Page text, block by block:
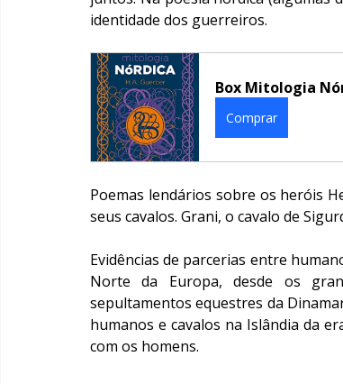
identidade dos guerreiros.
Box Mitologia
Comprar
Poemas lendários sobre os heróis
seus cavalos. Grani, o cavalo de
Evidências de parcerias entre
Norte da Europa, desde os
sepultamentos equestres da
humanos e cavalos na Islândia da
com os homens.